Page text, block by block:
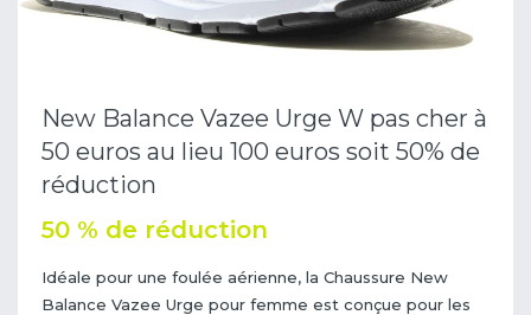
New Balance Vazee Urge W pas cher à
50 euros au lieu 100 euros soit 50% de
réduction
50 % de réduction
Idéale pour une foulée aérienne, la Chaussure New
Balance Vazee Urge pour femme est conçue pour les